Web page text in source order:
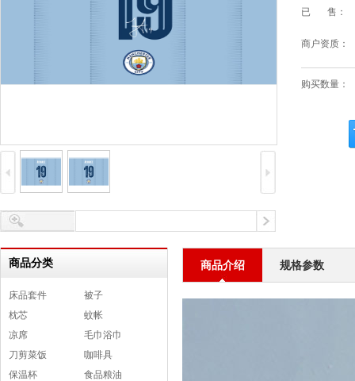
已 售：
商户资质：
购买数量：
商品分类
床品套件
被子
枕芯
蚊帐
凉席
毛巾浴巾
刀剪菜饭
咖啡具
保温杯
食品粮油
商品介绍 规格参数